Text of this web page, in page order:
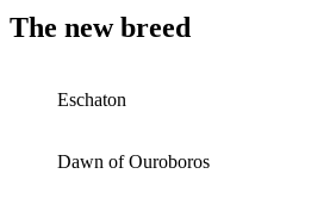
The new breed
Eschaton
Dawn of Ouroboros